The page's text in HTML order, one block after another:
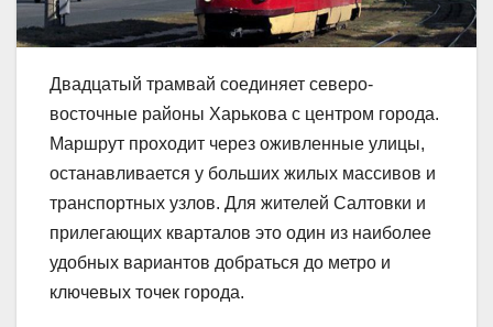
Двадцатый трамвай соединяет северо-
восточные районы Харькова с центром города.
Маршрут проходит через оживленные улицы,
останавливается у больших жилых массивов и
транспортных узлов. Для жителей Салтовки и
прилегающих кварталов это один из наиболее
удобных вариантов добраться до метро и
ключевых точек города.